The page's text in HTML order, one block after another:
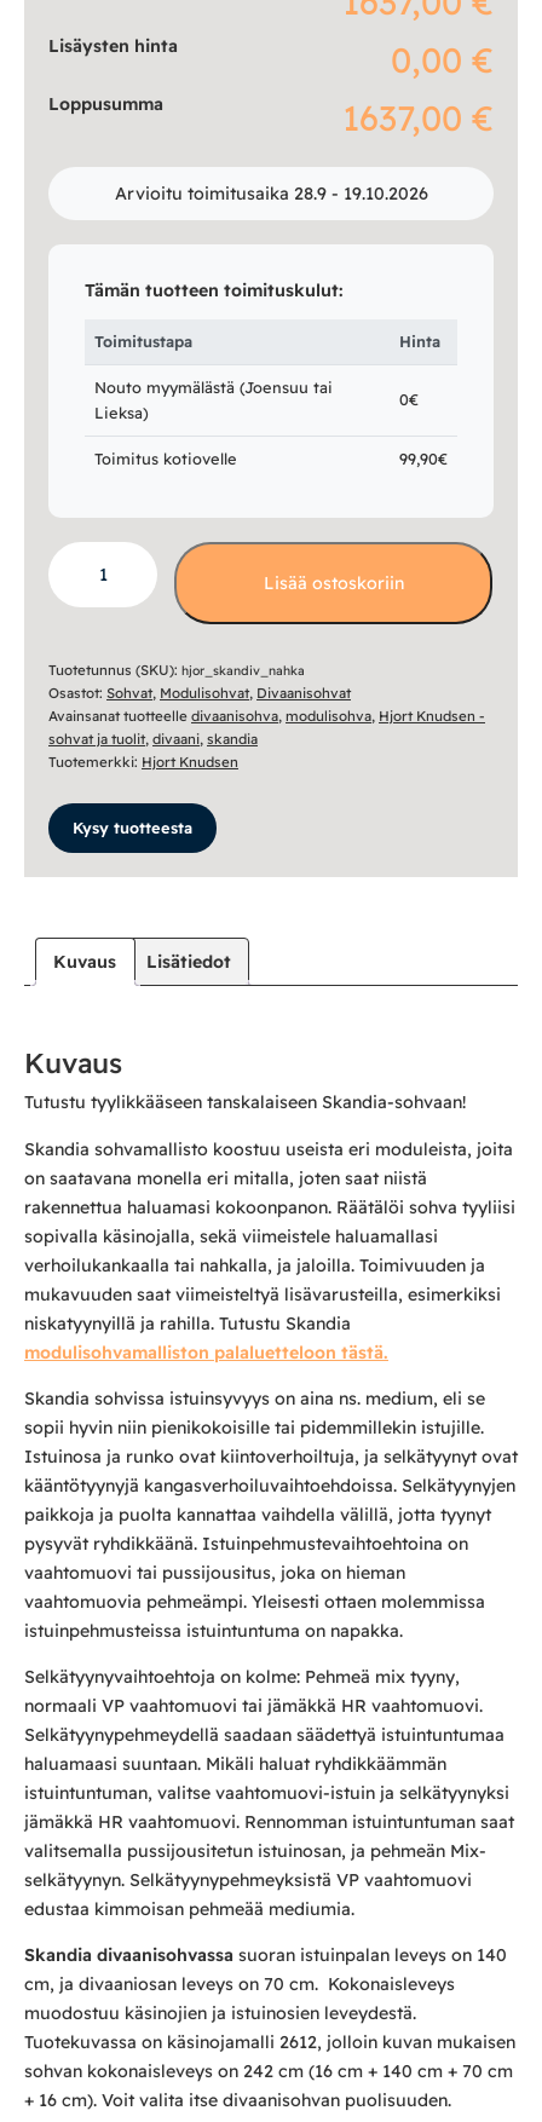
Lisäysten hinta 0,00 €
Loppusumma 1637,00 €
Arvioitu toimitusaika 28.9 - 19.10.2026
Tämän tuotteen toimituskulut:
Toimitustapa Hinta
Nouto myymälästä (Joensuu tai
Lieksa)
0€
Toimitus kotiovelle 99,90€
Skandia
divaanisohva,
nahkaverhoilu
Lisää ostoskoriin
Tuotetunnus (SKU): hjor_skandiv_nahka
Osastot: Sohvat, Modulisohvat, Divaanisohvat
Avainsanat tuotteelle divaanisohva, modulisohva, Hjort Knudsen -
sohvat ja tuolit, divaani, skandia
Tuotemerkki: Hjort Knudsen
Kysy tuotteesta
Kuvaus Lisätiedot
Kuvaus
Tutustu tyylikkääseen tanskalaiseen Skandia-sohvaan!
Skandia sohvamallisto koostuu useista eri moduleista, joita
on saatavana monella eri mitalla, joten saat niistä
rakennettua haluamasi kokoonpanon. Räätälöi sohva tyyliisi
sopivalla käsinojalla, sekä viimeistele haluamallasi
verhoilukankaalla tai nahkalla, ja jaloilla. Toimivuuden ja
mukavuuden saat viimeisteltyä lisävarusteilla, esimerkiksi
niskatyynyillä ja rahilla. Tutustu Skandia
modulisohvamalliston palaluetteloon tästä.
Skandia sohvissa istuinsyvyys on aina ns. medium, eli se
sopii hyvin niin pienikokoisille tai pidemmillekin istujille.
Istuinosa ja runko ovat kiintoverhoiltuja, ja selkätyynyt ovat
kääntötyynyjä kangasverhoiluvaihtoehdoissa. Selkätyynyjen
paikkoja ja puolta kannattaa vaihdella välillä, jotta tyynyt
pysyvät ryhdikkäänä. Istuinpehmustevaihtoehtoina on
vaahtomuovi tai pussijousitus, joka on hieman
vaahtomuovia pehmeämpi. Yleisesti ottaen molemmissa
istuinpehmusteissa istuintuntuma on napakka.
Selkätyynyvaihtoehtoja on kolme: Pehmeä mix tyyny,
normaali VP vaahtomuovi tai jämäkkä HR vaahtomuovi.
Selkätyynypehmeydellä saadaan säädettyä istuintuntumaa
haluamaasi suuntaan. Mikäli haluat ryhdikkäämmän
istuintuntuman, valitse vaahtomuovi-istuin ja selkätyynyksi
jämäkkä HR vaahtomuovi. Rennomman istuintuntuman saat
valitsemalla pussijousitetun istuinosan, ja pehmeän Mix-
selkätyynyn. Selkätyynypehmeyksistä VP vaahtomuovi
edustaa kimmoisan pehmeää mediumia.
Skandia divaanisohvassa suoran istuinpalan leveys on 140
cm, ja divaaniosan leveys on 70 cm. Kokonaisleveys
muodostuu käsinojien ja istuinosien leveydestä.
Tuotekuvassa on käsinojamalli 2612, jolloin kuvan mukaisen
sohvan kokonaisleveys on 242 cm (16 cm + 140 cm + 70 cm
+ 16 cm). Voit valita itse divaanisohvan puolisuuden.